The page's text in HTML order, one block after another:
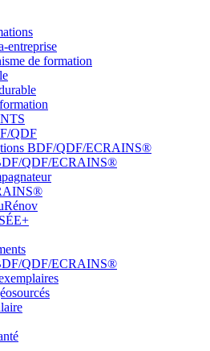
entreprise
de formation
QDF
BDF/QDF/ECRAINS®
QDF/ECRAINS®
QDF/ECRAINS®